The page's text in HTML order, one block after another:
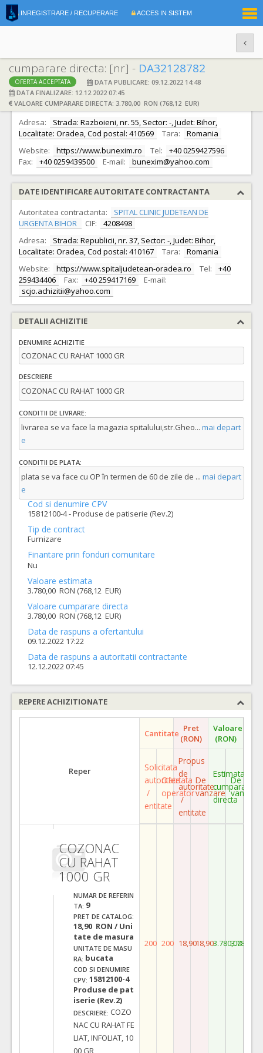
INREGISTRARE / RECUPERARE ACCES IN SISTEM
cumparare directa: [nr] - DA32128782
OFERTA ACCEPTATA
DATA PUBLICARE: 09.12.2022 14:48
DATA FINALIZARE: 12.12.2022 07:45
VALOARE CUMPARARE DIRECTA: 3.780,00 RON (768,12 EUR)
DATE IDENTIFICARE OFERTANT
Ofertant: S.C. Bunexim S.R.L. CIF: 5707542
Adresa:
Strada: Razboieni, nr. 55, Sector: -, Judet: Bihor,
Localitate: Oradea, Cod postal: 410569
Tara:
Romania
Website:
https://www.bunexim.ro Tel:
+40 0259427596
Fax:
+40 0259439500 E-mail: bunexim@yahoo.com
DATE IDENTIFICARE AUTORITATE CONTRACTANTA
Autoritatea contractanta:
SPITAL CLINIC JUDETEAN DE
URGENTA BIHOR
CIF:
4208498
Adresa:
Strada: Republicii, nr. 37, Sector: -, Judet: Bihor,
Localitate: Oradea, Cod postal: 410167
Tara:
Romania
Website:
https://www.spitaljudetean-oradea.ro Tel:
+40
259434406
Fax: +40 259417169
E-mail:
scjo.achizitii@yahoo.com
DETALII ACHIZITIE
DENUMIRE ACHIZITIE
COZONAC CU RAHAT 1000 GR
DESCRIERE
COZONAC CU RAHAT 1000 GR
CONDITII DE LIVRARE:
livrarea se va face la magazia spitalului,str.Gheo... mai depart
e
CONDITII DE PLATA:
plata se va face cu OP în termen de 60 de zile de ... mai depart
e
Cod si denumire CPV
15812100-4 - Produse de patiserie (Rev.2)
Tip de contract
Furnizare
Finantare prin fonduri comunitare
Nu
Valoare estimata
3.780,00 RON (768,12 EUR)
Valoare cumparare directa
3.780,00 RON (768,12 EUR)
Data de raspuns a ofertantului
09.12.2022 17:22
Data de raspuns a autoritatii contractante
12.12.2022 07:45
REPERE ACHIZITIONATE
Reper
Cantitate Pret
(RON)
Valoare
(RON)
Solicitata
autoritate
/
entitate
Ofertata
operator
Propus
de
autoritate
/
entitate
De
vanzare
Estimata
cumparare
directa
De
vanzare
COZONAC
CU RAHAT
1000 GR
NUMAR DE REFERIN
TA: 9
PRET DE CATALOG:
18,90 RON / Uni
tate de masura
UNITATE DE MASU
RA: bucata
COD SI DENUMIRE
CPV: 15812100-4
Produse de pat
iserie (Rev.2)
DESCRIERE: COZO
NAC CU RAHAT FE
LIAT, INFOLIAT, 10
00 GR
200 200 18,9018,903.780,003.780,00